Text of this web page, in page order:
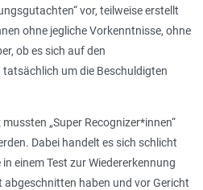
vor, teilweise erstellt
ohne jegliche Vorkenntnisse, ohne
ob es sich auf den
um die Beschuldigten
„Super Recognizer*innen“
Dabei handelt es sich schlicht
einem Test zur Wiedererkennung
abgeschnitten haben und vor Gericht